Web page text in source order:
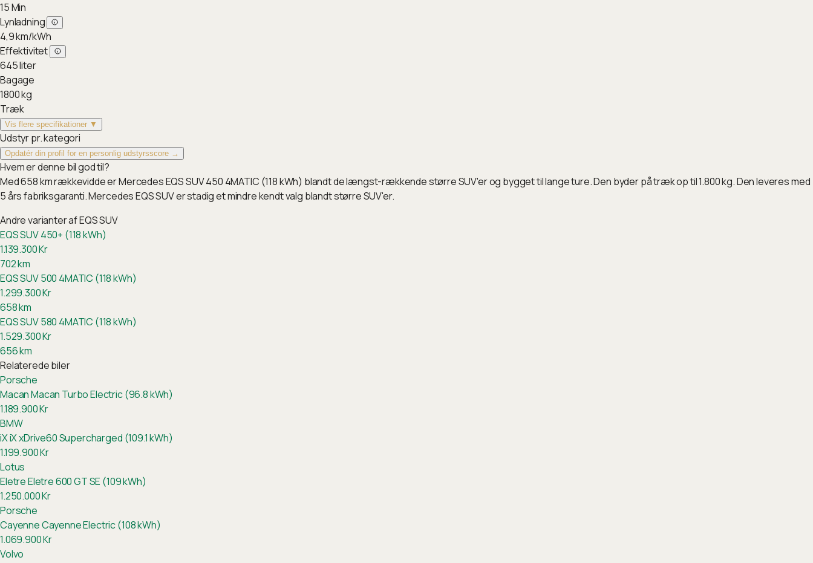
15Min
Lynladning
4,9km/kWh
Effektivitet
645liter
Bagage
1800kg
Træk
Vis flere specifikationer ▼
Udstyr pr. kategori
Opdatér din profil for en personlig udstyrsscore →
Hvem er denne bil god til?
Med 658 km rækkevidde er Mercedes EQS SUV 450 4MATIC (118 kWh) blandt de længst-rækkende større SUV'er og bygget til lange ture. Den byder på træk op til 1.800 kg. Den leveres med
5 års fabriksgaranti. Mercedes EQS SUV er stadig et mindre kendt valg blandt større SUV'er.
Andre varianter afEQS SUV
EQS SUV 450+ (118 kWh)
1.139.300Kr
702km
EQS SUV 500 4MATIC (118 kWh)
1.299.300Kr
658km
EQS SUV 580 4MATIC (118 kWh)
1.529.300Kr
656km
Relaterede biler
Porsche
MacanMacan Turbo Electric (96.8 kWh)
1.189.900Kr
BMW
iXiX xDrive60 Supercharged (109.1 kWh)
1.199.900Kr
Lotus
EletreEletre 600 GT SE (109 kWh)
1.250.000Kr
Porsche
CayenneCayenne Electric (108 kWh)
1.069.900Kr
Volvo